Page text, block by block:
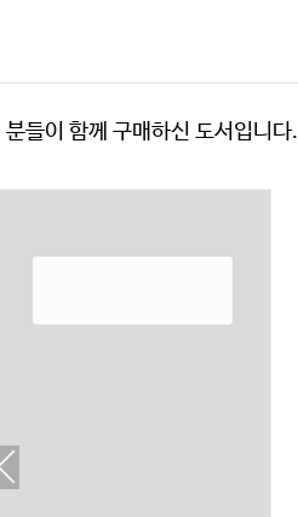
들이 함께 구매하신 도서입니다.